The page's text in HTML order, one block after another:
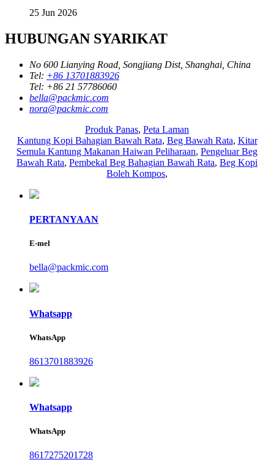
25 Jun 2026
HUBUNGAN SYARIKAT
No 600 Lianying Road, Songjiang Dist, Shanghai, China
Tel: +86 13701883926
Tel: +86 21 57786060
bella@packmic.com
nora@packmic.com
Produk Panas, Peta Laman
Kantung Kopi Bahagian Bawah Rata, Beg Bawah Rata, Kitar
Semula Kantung Makanan Haiwan Peliharaan, Pengeluar Beg
Bawah Rata, Pembekal Beg Bahagian Bawah Rata, Beg Kopi
Boleh Kompos,
PERTANYAAN
E-mel
bella@packmic.com
Whatsapp
WhatsApp
8613701883926
Whatsapp
WhatsApp
8617275201728